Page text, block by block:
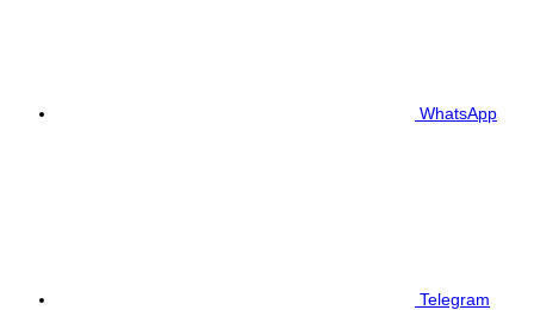
WhatsApp
Telegram